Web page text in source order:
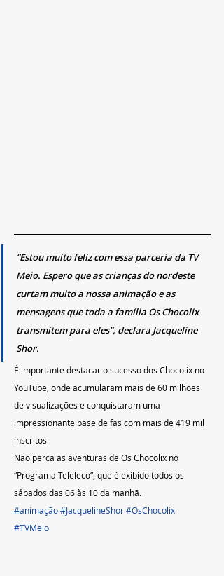
“Estou muito feliz com essa parceria da TV
Meio. Espero que as crianças do nordeste
curtam muito a nossa animação e as
mensagens que toda a família Os Chocolix
transmitem para eles”, declara Jacqueline
Shor.
É importante destacar o sucesso dos Chocolix no
YouTube, onde acumularam mais de 60 milhões
de visualizações e conquistaram uma
impressionante base de fãs com mais de 419 mil
inscritos
Não perca as aventuras de Os Chocolix no
“Programa Teleleco”, que é exibido todos os
sábados das 06 às 10 da manhã.
#animação#JacquelineShor#OsChocolix
#TVMeio